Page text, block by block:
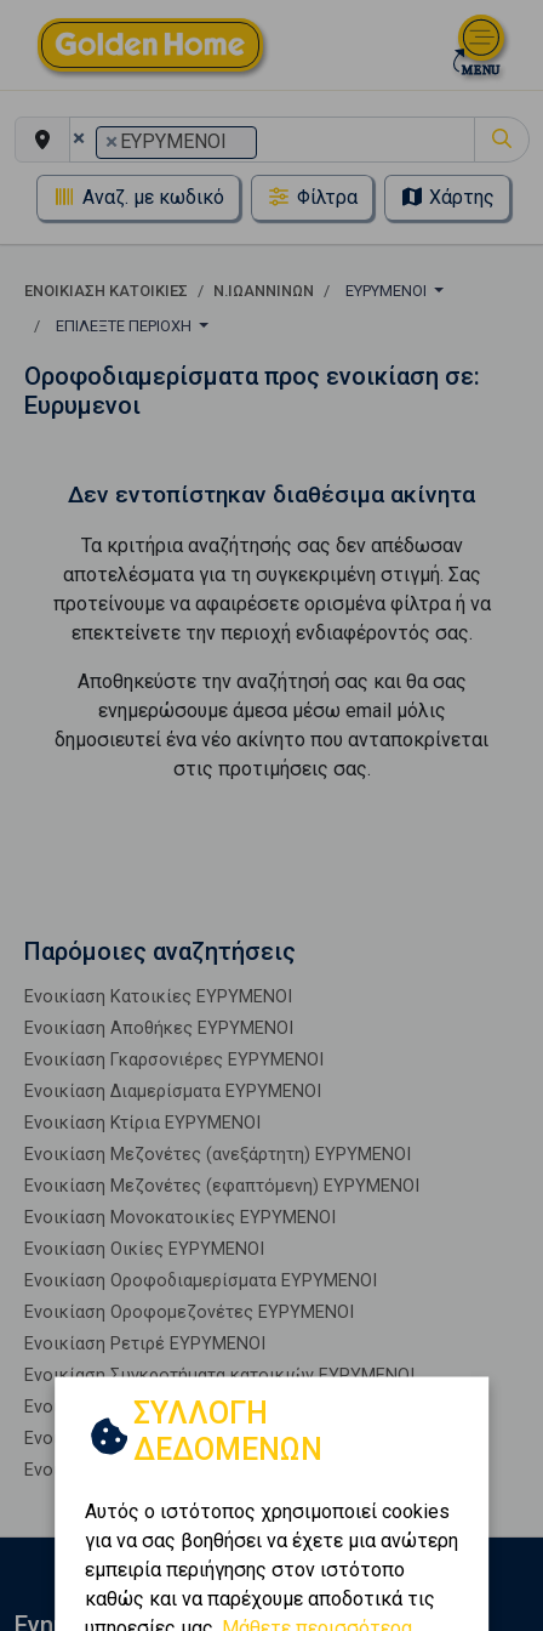
× × ΕΥΡΥΜΕΝΟΙ
Αναζ. με κωδικό Φίλτρα Χάρτης
ΕΝΟΙΚΊΑΣΗ ΚΑΤΟΙΚΊΕΣ Ν.ΙΩΑΝΝΙΝΩΝ
ΕΥΡΥΜΕΝΟΙ
ΕΠΙΛΈΞΤΕ ΠΕΡΙΟΧΉ
Οροφοδιαμερίσματα προς ενοικίαση σε:
Ευρυμενοι
Δεν εντοπίστηκαν διαθέσιμα ακίνητα
Τα κριτήρια αναζήτησής σας δεν απέδωσαν
αποτελέσματα για τη συγκεκριμένη στιγμή. Σας
προτείνουμε να αφαιρέσετε ορισμένα φίλτρα ή να
επεκτείνετε την περιοχή ενδιαφέροντός σας.
Αποθηκεύστε την αναζήτησή σας και θα σας
ενημερώσουμε άμεσα μέσω email μόλις
δημοσιευτεί ένα νέο ακίνητο που ανταποκρίνεται
στις προτιμήσεις σας.
Παρόμοιες αναζητήσεις
Ενοικίαση Κατοικίες ΕΥΡΥΜΕΝΟΙ
Ενοικίαση Αποθήκες ΕΥΡΥΜΕΝΟΙ
Ενοικίαση Γκαρσονιέρες ΕΥΡΥΜΕΝΟΙ
Ενοικίαση Διαμερίσματα ΕΥΡΥΜΕΝΟΙ
Ενοικίαση Κτίρια ΕΥΡΥΜΕΝΟΙ
Ενοικίαση Μεζονέτες (ανεξάρτητη) ΕΥΡΥΜΕΝΟΙ
Ενοικίαση Μεζονέτες (εφαπτόμενη) ΕΥΡΥΜΕΝΟΙ
Ενοικίαση Μονοκατοικίες ΕΥΡΥΜΕΝΟΙ
Ενοικίαση Οικίες ΕΥΡΥΜΕΝΟΙ
Ενοικίαση Οροφοδιαμερίσματα ΕΥΡΥΜΕΝΟΙ
Ενοικίαση Οροφομεζονέτες ΕΥΡΥΜΕΝΟΙ
Ενοικίαση Ρετιρέ ΕΥΡΥΜΕΝΟΙ
Ενοικίαση Συγκροτήματα κατοικιών ΕΥΡΥΜΕΝΟΙ
Ενοικίαση Υπόγεια ΕΥΡΥΜΕΝΟΙ
Ενοικίαση Υπόσκαφα ΕΥΡΥΜΕΝΟΙ
Ενοικίαση Υπολ. υψουν ΕΥΡΥΜΕΝΟΙ
ΣΥΛΛΟΓΗ
ΔΕΔΟΜΕΝΩΝ
Αυτός ο ιστότοπος χρησιμοποιεί cookies
για να σας βοηθήσει να έχετε μια ανώτερη
εμπειρία περιήγησης στον ιστότοπο
καθώς και να παρέχουμε αποδοτικά τις
Ενημερωθείτε